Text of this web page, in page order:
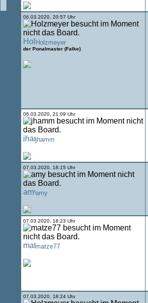
06.03.2020, 20:57 Uhr
Holzmeyer
der Ponalmaster (Falke)
06.03.2020, 21:09 Uhr
jhamm
07.03.2020, 18:15 Uhr
amy
07.03.2020, 18:23 Uhr
matze77
07.03.2020, 18:24 Uhr